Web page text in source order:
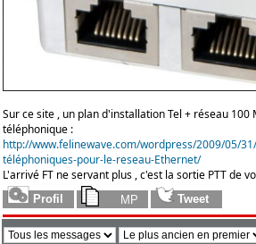
Sur ce site , un plan d'installation Tel + réseau 100
téléphonique :
http://www.felinewave.com/wordpress/2009/05/
téléphoniques-pour-le-reseau-Ethernet/
L'arrivé FT ne servant plus , c'est la sortie PTT de